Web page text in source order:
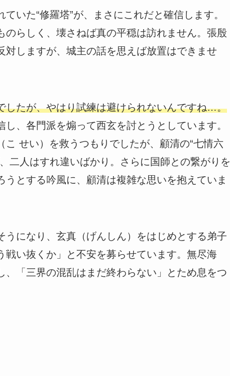
いた“修羅塔”が、まさにこれだと確信します。
のらしく、壊さねば真の平穏は訪れません。張殷
対しますが、城主の話を思えば放置はできませ
したが、やはり試練は避けられないんですね…。
、各門派を煽って西玄を討とうとしています。
せい）を救うつもりでしたが、顧清の“七情六
二人はすれ違いばかり。さらに国師との繋がりを
とする吟風に、顧清は複雑な思いを抱えていま
になり、玄真（げんしん）をはじめとする弟子
戦い抜くか」と不安を募らせています。無尽海
、「三界の混乱はまだ終わらない」とため息をつ